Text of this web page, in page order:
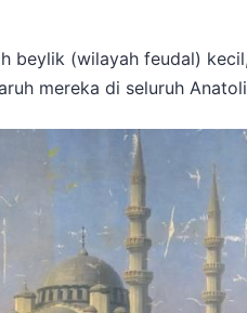
beylik (wilayah feudal)
mereka di seluruh